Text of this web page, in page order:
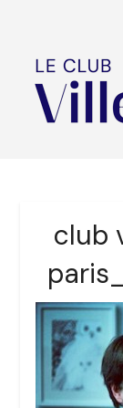
club